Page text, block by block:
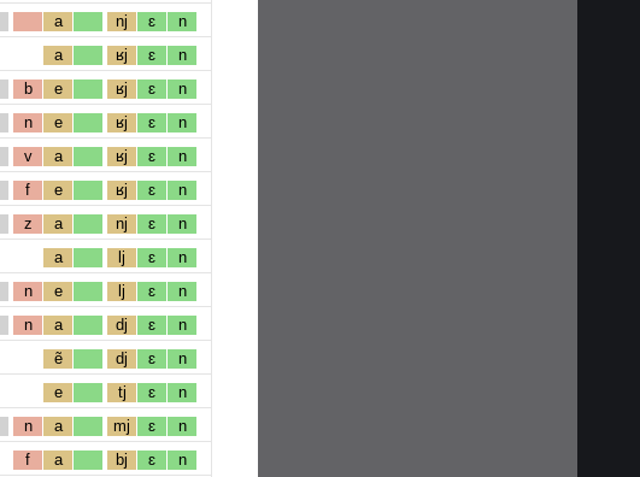
a nj ɛ n
a ʁj ɛ n
b e ʁj ɛ n
n e ʁj ɛ n
v a ʁj ɛ n
f e ʁj ɛ n
z a nj ɛ n
a lj ɛ n
n e lj ɛ n
n a dj ɛ n
ẽ dj ɛ n
e tj ɛ n
n a mj ɛ n
f a bj ɛ n